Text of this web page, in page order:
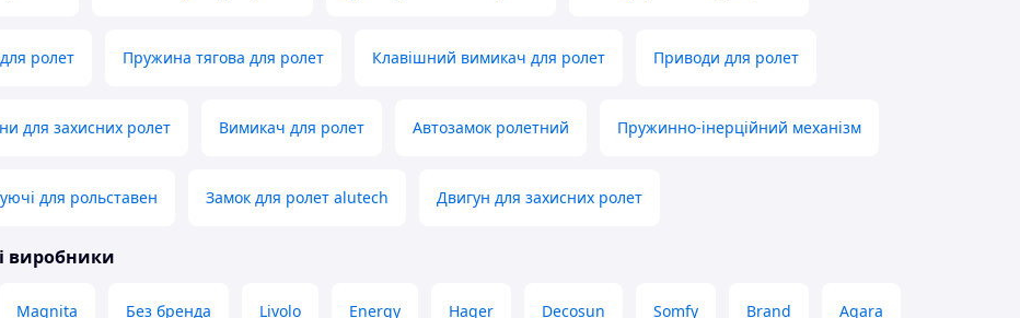
ролет Пружина тягова для ролет Клавішний вимикач для ролет Приводи для ролет
для захисних ролет Вимикач для ролет Автозамок ролетний Пружинно-інерційний механізм
для рольставен Замок для ролет alutech Двигун для захисних ролет
виробники
Magnita Без бренда Livolo Energy Hager Decosun Somfy Brand Aqara